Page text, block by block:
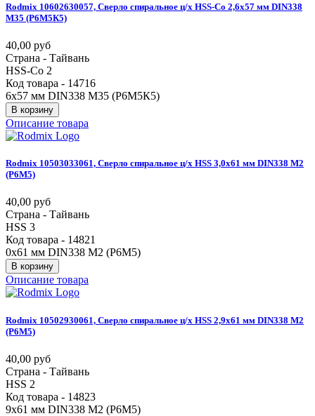
Rodmix 10602630057, Сверло спиральное ц/х HSS-Co 2,6х57 мм DIN338
М35 (Р6М5К5)
40,00 руб
Страна - Тайвань
HSS-Co 2
Код товара - 14716
6х57 мм DIN338 М35 (Р6М5К5)
В корзину
Описание товара
Rodmix 10503033061, Сверло спиральное ц/х HSS 3,0х61 мм DIN338 М2
(Р6М5)
40,00 руб
Страна - Тайвань
HSS 3
Код товара - 14821
0х61 мм DIN338 М2 (Р6М5)
В корзину
Описание товара
Rodmix 10502930061, Сверло спиральное ц/х HSS 2,9х61 мм DIN338 М2
(Р6М5)
40,00 руб
Страна - Тайвань
HSS 2
Код товара - 14823
9х61 мм DIN338 М2 (Р6М5)